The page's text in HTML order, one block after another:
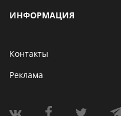
ИНФОРМАЦИЯ
Контакты
Реклама